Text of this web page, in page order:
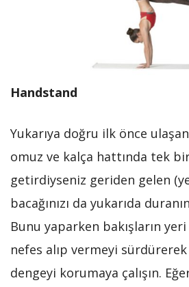
Handstand
Yukarıya doğru ilk önce ulaşan
omuz ve kalça hattında tek
getirdiyseniz geriden gelen
bacağınızı da yukarıda
Bunu yaparken bakışların
nefes alıp vermeyi
dengeyi korumaya çalışın.